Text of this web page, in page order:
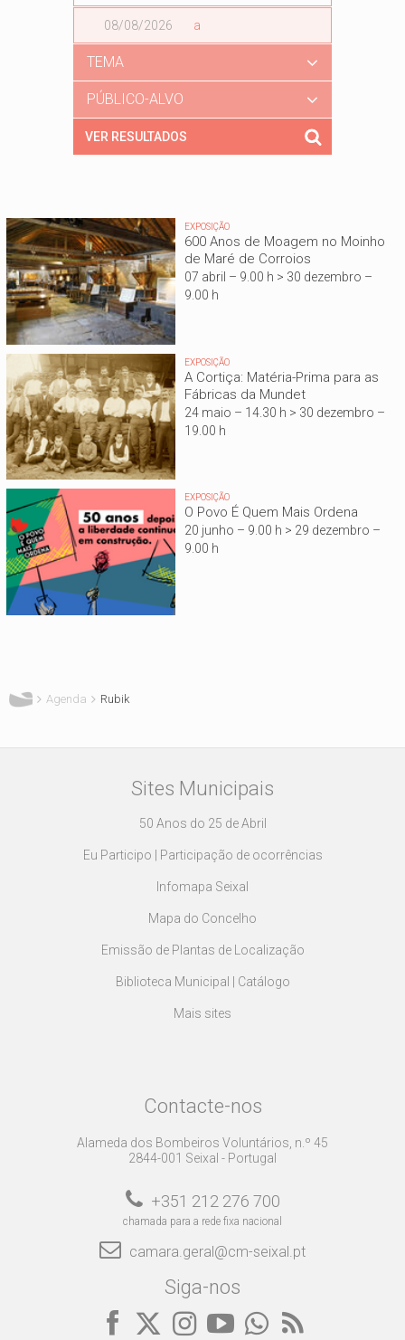
a
Data
TEMA
PÚBLICO-ALVO
EXPOSIÇÃO
600 Anos de Moagem no Moinho
de Maré de Corroios
07 abril – 9.00 h > 30 dezembro –
9.00 h
EXPOSIÇÃO
A Cortiça: Matéria-Prima para as
Fábricas da Mundet
24 maio – 14.30 h > 30 dezembro –
19.00 h
EXPOSIÇÃO
O Povo É Quem Mais Ordena
20 junho – 9.00 h > 29 dezembro –
9.00 h
Agenda Rubik
Sites Municipais
50 Anos do 25 de Abril
Eu Participo | Participação de ocorrências
Infomapa Seixal
Mapa do Concelho
Emissão de Plantas de Localização
Biblioteca Municipal | Catálogo
Mais sites
Contacte-nos
Alameda dos Bombeiros Voluntários, n.º 45
2844-001 Seixal - Portugal
+351 212 276 700
chamada para a rede fixa nacional
camara.geral@cm-seixal.pt
Siga-nos